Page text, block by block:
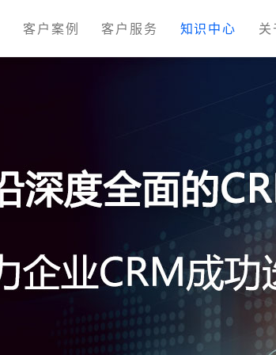
客户案例 客户服务 知识中心 关